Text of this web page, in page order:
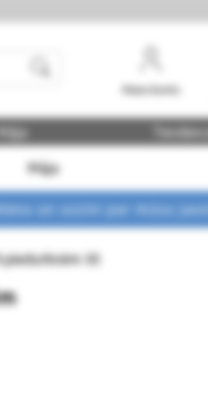
Mans konts
Māja
Māja
un uzzini par mūsu
piedurknēm